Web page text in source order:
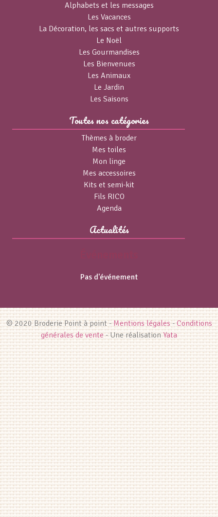
Alphabets et les messages
Les Vacances
La Décoration, les sacs et autres supports
Le Noël
Les Gourmandises
Les Bienvenues
Les Animaux
Le Jardin
Les Saisons
Toutes nos catégories
Thèmes à broder
Mes toiles
Mon linge
Mes accessoires
Kits et semi-kit
Fils RICO
Agenda
Actualités
Pas d'événement
© 2020 Broderie Point à point - Mentions légales-Conditions
générales de vente- Une réalisationYata